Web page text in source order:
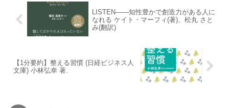
LISTEN――知性豊かで創造力がある人に
なれる ケイト・マーフィ(著)、松丸 さと
み(翻訳)
【1分要約】整える習慣 (日経ビジネス人
文庫) 小林弘幸 著.